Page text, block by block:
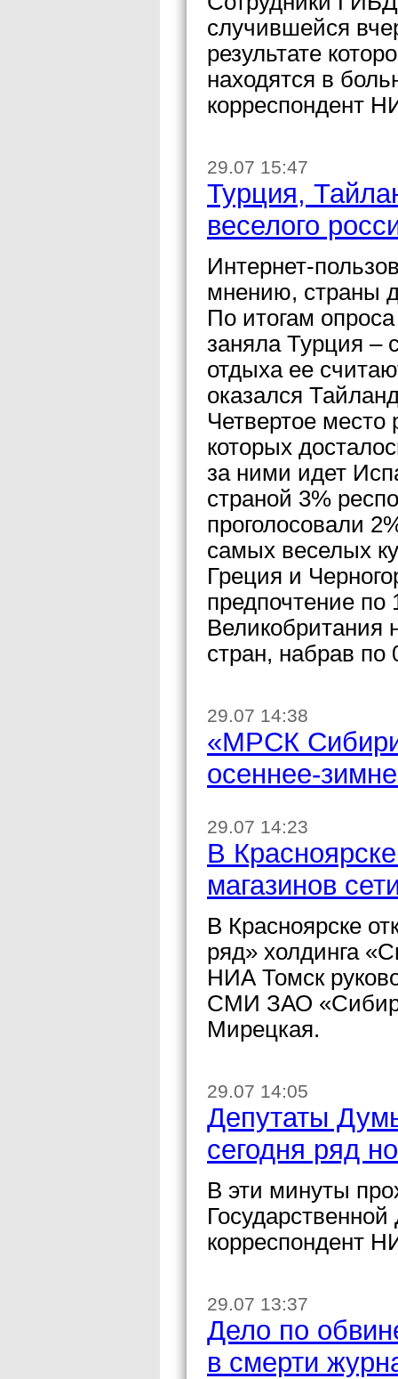
случившейся
результате
находятся в
корреспондент
29.07 15:47
Турция,
веселого
Интернет-
мнению, страны
По итогам
заняла Турция –
отдыха ее
оказался
Четвертое место
которых
за ними идет
страной 3%
проголосовали
самых веселых
Греция и
предпочтение
Великобритания
стран, набрав
29.07 14:38
«МРСК
осеннее-
29.07 14:23
В
магазинов
В Красноярске
ряд» холдинга
НИА Томск
СМИ ЗАО
Мирецкая.
29.07 14:05
Депутаты
сегодня ряд
В эти минуты
корреспондент
29.07 13:37
Дело по
в смерти